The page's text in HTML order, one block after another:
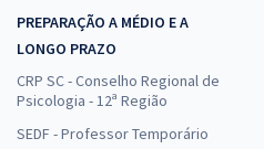
PREPARAÇÃO A MÉDIO E A
LONGO PRAZO
CRP SC - Conselho Regional de
Psicologia - 12ª Região
SEDF - Professor Temporário